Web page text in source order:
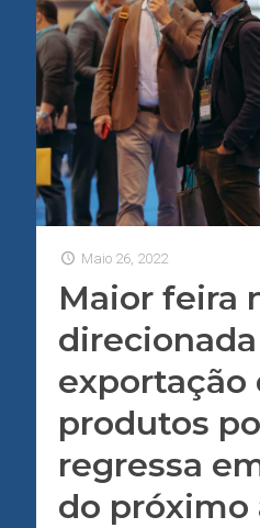
Maio 26, 2022
Maior feira
direcionada
exportação
produtos
regressa
do próximo